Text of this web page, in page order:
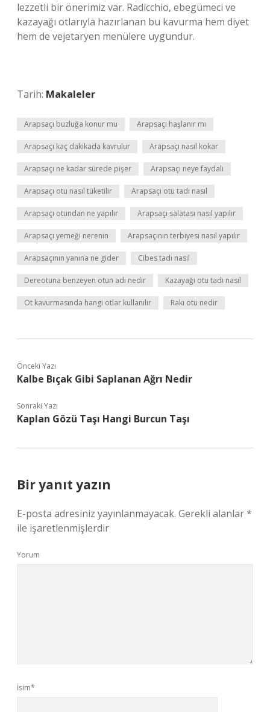
lezzetli bir önerimiz var. Radicchio, ebegümeci ve
kazayağı otlarıyla hazırlanan bu kavurma hem diyet
hem de vejetaryen menülere uygundur.
Tarih: Makaleler
Arapsaçı buzluğa konur mu Arapsaçı haşlanır mı
Arapsaçı kaç dakikada kavrulur Arapsaçı nasıl kokar
Arapsaçı ne kadar sürede pişer Arapsaçı neye faydalı
Arapsaçı otu nasıl tüketilir Arapsaçı otu tadı nasıl
Arapsaçı otundan ne yapılır Arapsaçı salatası nasıl yapılır
Arapsaçı yemeği nerenin Arapsaçının terbiyesi nasıl yapılır
Arapsaçının yanına ne gider Cibes tadı nasıl
Dereotuna benzeyen otun adı nedir Kazayağı otu tadı nasıl
Ot kavurmasında hangi otlar kullanılır Rakı otu nedir
Önceki Yazı
Kalbe Bıçak Gibi Saplanan Ağrı Nedir
Sonraki Yazı
Kaplan Gözü Taşı Hangi Burcun Taşı
Bir yanıt yazın
E-posta adresiniz yayınlanmayacak. Gerekli alanlar*
ile işaretlenmişlerdir
Yorum
İsim*